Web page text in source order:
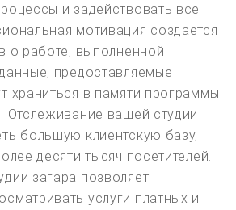
и задействовать все
мотивация создается
о работе, выполненной
предоставляемые
храниться в памяти программы
Отслеживание вашей студии
большую клиентскую базу,
десяти тысяч посетителей.
загара позволяет
услуги платных и